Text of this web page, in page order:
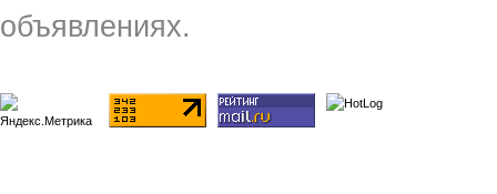
объявлениях.